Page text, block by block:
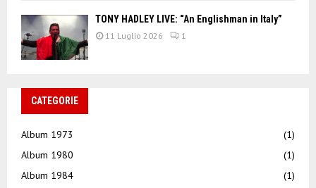
TONY HADLEY LIVE: “An Englishman in Italy”
11 Luglio 2026 1
CATEGORIE
Album 1973
(1)
Album 1980
(1)
Album 1984
(1)